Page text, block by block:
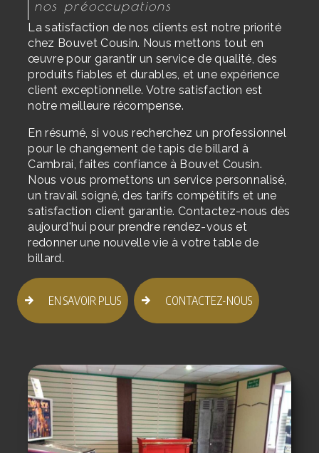
nos préoccupations
La satisfaction de nos clients est notre priorité
chez Bouvet Cousin. Nous mettons tout en
œuvre pour garantir un service de qualité, des
produits fiables et durables, et une expérience
client exceptionnelle. Votre satisfaction est
notre meilleure récompense.
En résumé, si vous recherchez un professionnel
pour le changement de tapis de billard à
Cambrai, faites confiance à Bouvet Cousin.
Nous vous promettons un service personnalisé,
un travail soigné, des tarifs compétitifs et une
satisfaction client garantie. Contactez-nous dès
aujourd'hui pour prendre rendez-vous et
redonner une nouvelle vie à votre table de
billard.
EN SAVOIR PLUS CONTACTEZ-NOUS